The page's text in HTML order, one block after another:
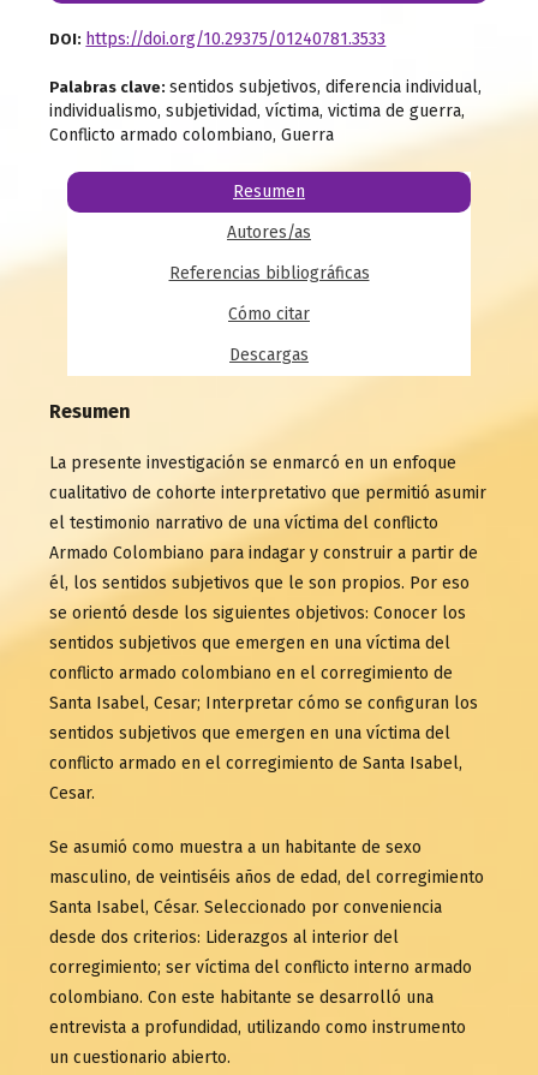
DOI: https://doi.org/10.29375/01240781.3533
Palabras clave:sentidos subjetivos, diferencia individual,
individualismo, subjetividad, víctima, victima de guerra,
Conflicto armado colombiano, Guerra
Resumen
Autores/as
Referencias bibliográficas
Cómo citar
Descargas
Resumen
La presente investigación se enmarcó en un enfoque
cualitativo de cohorte interpretativo que permitió asumir
el testimonio narrativo de una víctima del conflicto
Armado Colombiano para indagar y construir a partir de
él, los sentidos subjetivos que le son propios. Por eso
se orientó desde los siguientes objetivos: Conocer los
sentidos subjetivos que emergen en una víctima del
conflicto armado colombiano en el corregimiento de
Santa Isabel, Cesar; Interpretar cómo se configuran los
sentidos subjetivos que emergen en una víctima del
conflicto armado en el corregimiento de Santa Isabel,
Cesar.
Se asumió como muestra a un habitante de sexo
masculino, de veintiséis años de edad, del corregimiento
Santa Isabel, César. Seleccionado por conveniencia
desde dos criterios: Liderazgos al interior del
corregimiento; ser víctima del conflicto interno armado
colombiano. Con este habitante se desarrolló una
entrevista a profundidad, utilizando como instrumento
un cuestionario abierto.